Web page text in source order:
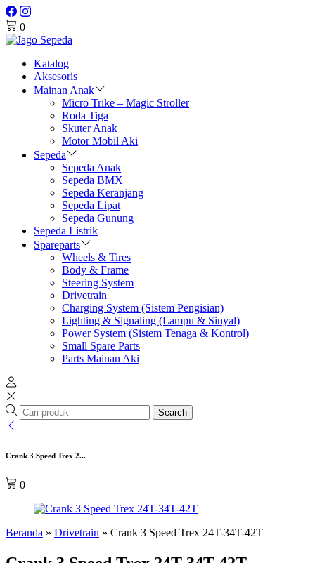
0
Katalog
Aksesoris
Mainan Anak
Micro Trike – Magic Stroller
Roda Tiga
Skuter Anak
Motor Mobil Aki
Sepeda
Sepeda Anak
Sepeda BMX
Sepeda Keranjang
Sepeda Lipat
Sepeda Gunung
Sepeda Listrik
Spareparts
Wheels & Tires
Body & Frame
Steering System
Drivetrain
Charging System (Sistem Pengisian)
Lighting & Signaling (Lampu & Sinyal)
Power System (Sistem Tenaga & Kontrol)
Small Spare Parts
Parts Mainan Aki
Search
Crank 3 Speed Trex 2...
0
Beranda » Drivetrain » Crank 3 Speed Trex 24T-34T-42T